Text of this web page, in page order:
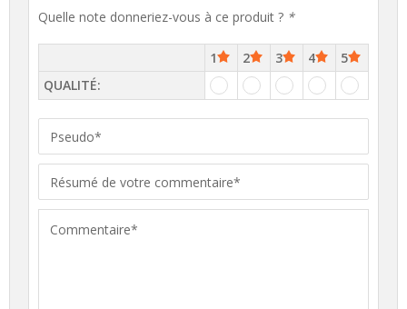
Quelle note donneriez-vous à ce produit ? *
1 2 3 4
5
QUALITÉ: